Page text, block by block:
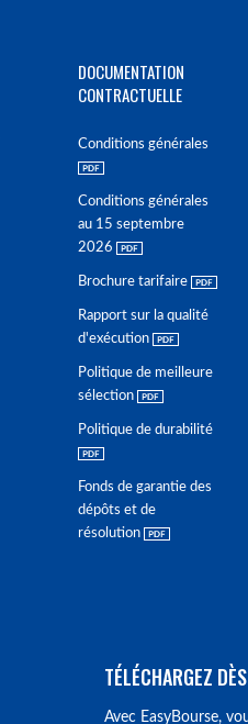
DOCUMENTATION
CONTRACTUELLE
Conditions générales
Conditions générales
au 15 septembre
2026
Brochure tarifaire
Rapport sur la qualité
d'exécution
Politique de meilleure
sélection
Politique de durabilité
Fonds de garantie des
dépôts et de
résolution
TÉLÉCHARGEZ
Avec EasyBourse,